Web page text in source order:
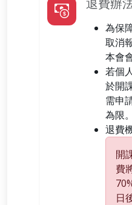
退費辦
為保
取消
本會
若個
於開
需申
為限。
退費
開
費
日